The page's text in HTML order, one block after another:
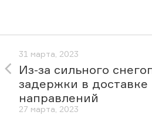
31 марта, 2023
Из-за сильного
задержки в доставке
направлений
27 марта, 2023